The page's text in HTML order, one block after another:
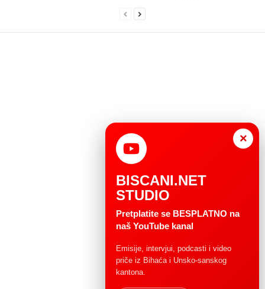
×
BISCANI.NET
STUDIO
Pretplatite se BESPLATNO na
naš YouTube kanal
Emisije, intervjui, podcasti i video
priče iz Bihaća i Unsko-sanskog
kantona.